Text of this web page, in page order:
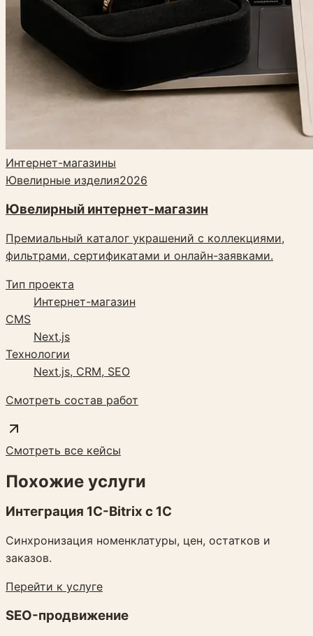
Интернет-магазины
Ювелирные изделия2026
Ювелирный интернет-магазин
Премиальный каталог украшений с коллекциями,
фильтрами, сертификатами и онлайн-заявками.
Тип проекта
Интернет-магазин
CMS
Next.js
Технологии
Next.js, CRM, SEO
Смотреть состав работ
Смотреть все кейсы
Похожие услуги
Интеграция 1C-Bitrix с 1С
Синхронизация номенклатуры, цен, остатков и
заказов.
Перейти к услуге
SEO-продвижение